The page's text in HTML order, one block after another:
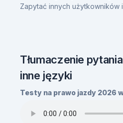
Zapytać innych użytkowników
Tłumaczenie
inne języki
Testy na prawo jazdy 2026